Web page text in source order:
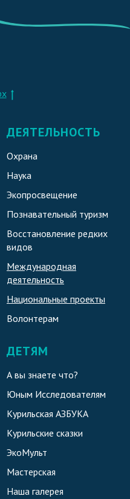
ДЕЯТЕЛЬНОСТЬ
Охрана
Наука
Экопросвещение
Познавательный туризм
Восстановление редких
видов
Международная
деятельность
Национальные проекты
Волонтерам
ДЕТЯМ
А вы знаете что?
Юным Исследователям
Курильская АЗБУКА
Курильские сказки
ЭкоМульт
Мастерская
Наша галерея